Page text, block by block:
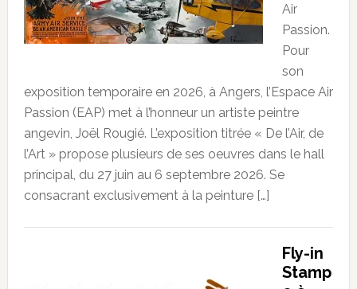
Air
Passion.
Pour
son
exposition temporaire en 2026, à Angers, l’Espace Air
Passion (EAP) met à l’honneur un artiste peintre
angevin, Joël Rougié. L’exposition titrée « De l’Air, de
l’Art » propose plusieurs de ses oeuvres dans le hall
principal, du 27 juin au 6 septembre 2026. Se
consacrant exclusivement à la peinture […]
Fly-in
Stamp